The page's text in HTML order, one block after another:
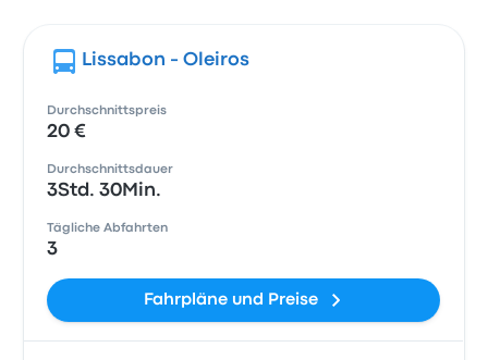
Lissabon - Oleiros
Durchschnittspreis
20 €
Durchschnittsdauer
3Std. 30Min.
Tägliche Abfahrten
3
Fahrpläne und Preise